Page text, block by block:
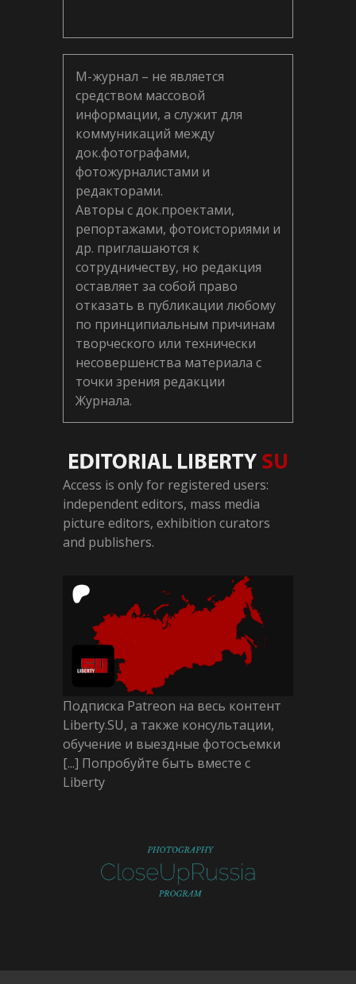
М-журнал – не является
средством массовой
информации, а служит для
коммуникаций между
док.фотографами,
фотожурналистами и
редакторами.
Авторы с док.проектами,
репортажами, фотоисториями и
др. приглашаются к
сотрудничеству, но редакция
оставляет за собой право
отказать в публикации любому
по принципиальным причинам
творческого или технически
несовершенства материала с
точки зрения редакции
Журнала.
Access is only for registered users:
independent editors, mass media
picture editors, exhibition curators
and publishers.
Подписка Patreon на весь контент
Liberty.SU, а также консультации,
обучение и выездные фотосъемки
[...] Попробуйте быть вместе с
Liberty